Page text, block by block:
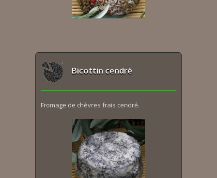
Bicottin cendré
Fromage de chèvres frais cendré.